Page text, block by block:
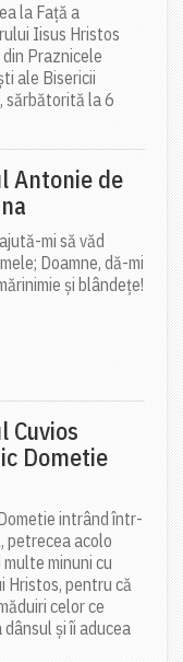
la Față a
Iisus Hristos
Praznicele
ale Bisericii
sărbătorită la 6
Antonie de
mi să văd
Doamne, dă-mi
şi blândeţe!
Cuvios
Dometie
intrând într-
petrecea acolo
minuni cu
Hristos, pentru că
celor ce
dânsul și îi aducea